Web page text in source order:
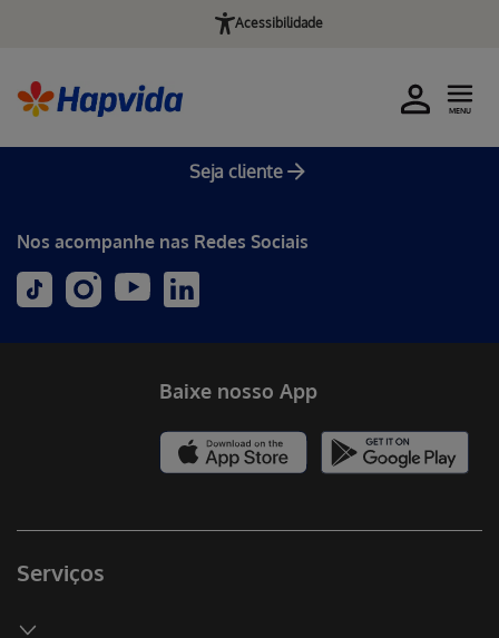
Acessibilidade
Seja cliente
MENU
Nos acompanhe nas Redes Sociais
Serviços
Baixe nosso App